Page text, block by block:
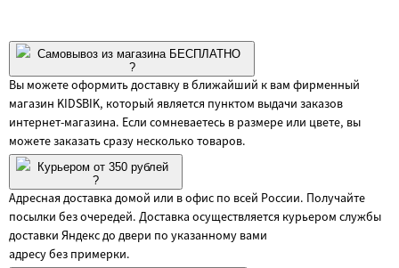
Самовывоз из магазина БЕСПЛАТНО
?
Вы можете оформить доставку в ближайший к вам фирменный
магазин KIDSBIK, который является пунктом выдачи заказов
интернет-магазина. Если сомневаетесь в размере или цвете, вы
можете заказать сразу несколько товаров.
Курьером от 350 рублей
?
Адресная доставка домой или в офис по всей России. Получайте
посылки без очередей. Доставка осуществляется курьером службы
доставки Яндекс до двери по указанному вами
адресу без примерки.